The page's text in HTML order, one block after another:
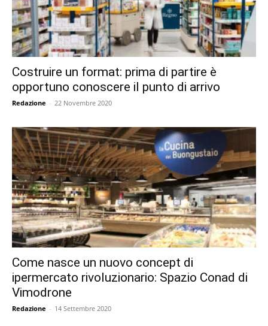
Costruire un format: prima di partire è
opportuno conoscere il punto di arrivo
Redazione - 22 Novembre 2020
Come nasce un nuovo concept di
ipermercato rivoluzionario: Spazio Conad di
Vimodrone
Redazione - 14 Settembre 2020